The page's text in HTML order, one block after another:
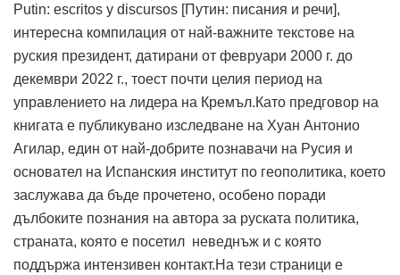
Putin: escritos y discursos [Путин: писания и речи],
интересна компилация от най-важните текстове на
руския президент, датирани от февруари 2000 г. до
декември 2022 г., тоест почти целия период на
управлението на лидера на Кремъл.Като предговор на
книгата е публикувано изследване на Хуан Антонио
Агилар, един от най-добрите познавачи на Русия и
основател на Испанския институт по геополитика, което
заслужава да бъде прочетено, особено поради
дълбоките познания на автора за руската политика,
страната, която е посетил неведнъж и с която
поддържа интензивен контакт.На тези страници е